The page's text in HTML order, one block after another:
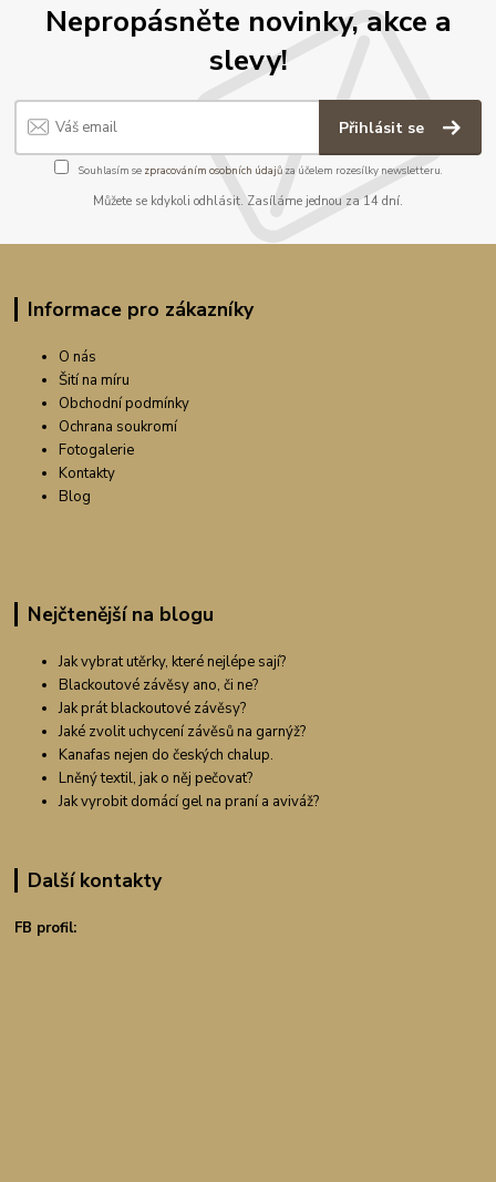
Nepropásněte novinky, akce a
slevy!
Přihlásit se
Souhlasím se zpracováním osobních údajůza účelem rozesílky newsletteru.
Můžete se kdykoli odhlásit. Zasíláme jednou za 14 dní.
Informace pro zákazníky
O nás
Šití na míru
Obchodní podmínky
Ochrana soukromí
Fotogalerie
Kontakty
Blog
Nejčtenější na blogu
Jak vybrat utěrky, které nejlépe sají?
Blackoutové závěsy ano, či ne?
Jak prát blackoutové závěsy?
Jaké zvolit uchycení závěsů na garnýž?
Kanafas nejen do českých chalup.
Lněný textil, jak o něj pečovat?
Jak vyrobit domácí gel na praní a aviváž?
Další kontakty
FB profil: